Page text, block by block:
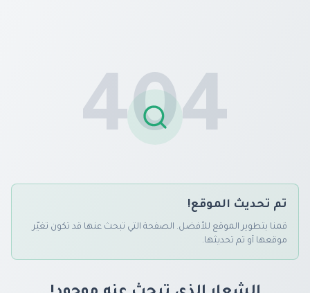
404
تم تحديث الموقع!
قمنا بتطوير الموقع للأفضل. الصفحة التي تبحث عنها قد تكون تغيّر
موقعها أو تم تحديثها.